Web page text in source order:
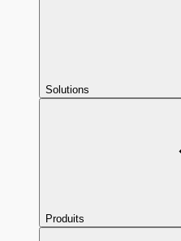
Solutions
Produits